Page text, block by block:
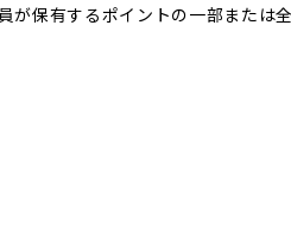
が保有するポイントの一部または